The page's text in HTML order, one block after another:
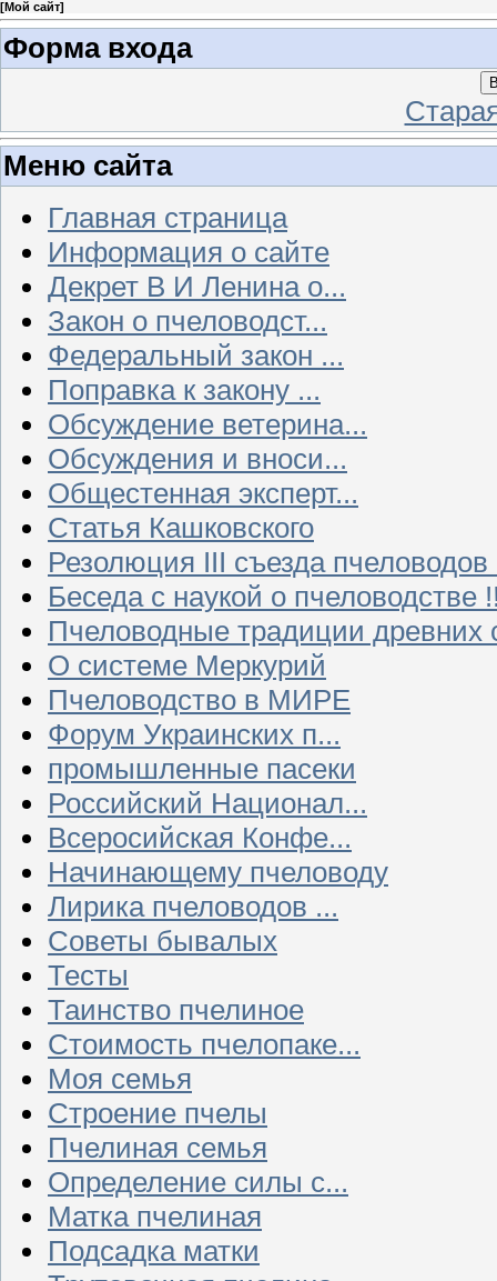
[Мой сайт]
Форма входа
Меню сайта
Главная страница
Информация о сайте
Декрет В И Ленина о...
Закон о пчеловодст...
Федеральный закон ...
Поправка к закону ...
Обсуждение ветерина...
Обсуждения и вноси...
Общестенная эксперт...
Статья Кашковского
Резолюция III съезда
Беседа с наукой о пчеловодстве
Пчеловодные традиции древних
О системе Меркурий
Пчеловодство в МИРЕ
Форум Украинских п...
промышленные пасеки
Российский Национал...
Всеросийская Конфе...
Начинающему пчеловоду
Лирика пчеловодов ...
Советы бывалых
Тесты
Таинство пчелиное
Стоимость пчелопаке...
Моя семья
Строение пчелы
Пчелиная семья
Определение силы с...
Матка пчелиная
Подсадка матки